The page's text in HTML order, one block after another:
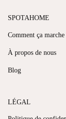
SPOTAHOME
Comment ça marche
À propos de nous
Blog
LÉGAL